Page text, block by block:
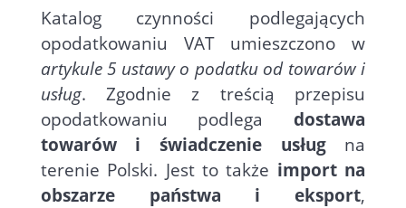
Katalog czynności podlegających
opodatkowaniu VAT umieszczono w
artykule 5 ustawy o podatku od towarów i
usług. Zgodnie z treścią przepisu
opodatkowaniu podlegadostawa
towarów i świadczenie usługna
terenie Polski. Jest to także import na
obszarze państwa i eksport,